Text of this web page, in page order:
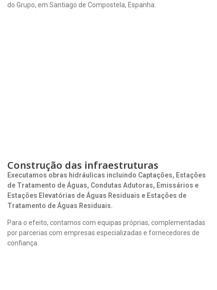
do Grupo, em Santiago de Compostela, Espanha.
Construção das infraestruturas
Executamos obras hidráulicas incluindo Captações, Estações
de Tratamento de Águas, Condutas Adutoras, Emissários e
Estações Elevatórias de Águas Residuais e Estações de
Tratamento de Águas Residuais.
Para o efeito, contamos com equipas próprias, complementadas
por parcerias com empresas especializadas e fornecedores de
confiança.